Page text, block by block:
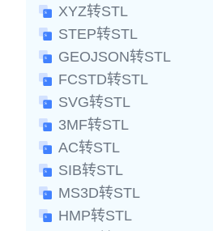
XYZ转STL
STEP转STL
GEOJSON转STL
FCSTD转STL
SVG转STL
3MF转STL
AC转STL
SIB转STL
MS3D转STL
HMP转STL